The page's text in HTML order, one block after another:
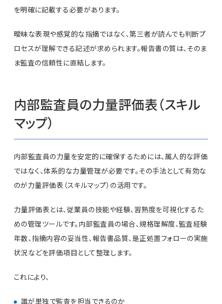
を明確に記載する必要があります。
曖昧な表現や感覚的な指摘ではなく、第三者が読んでも判断プ
ロセスが理解できる記述が求められます。報告書の質は、そのま
ま監査の信頼性に直結します。
内部監査員の力量評価表（スキル
マップ）
内部監査員の力量を安定的に確保するためには、属人的な評価
ではなく、体系的な力量管理が必要です。その手法として有効な
のが力量評価表（スキルマップ）の活用です。
力量評価表とは、従業員の技能や経験、習熟度を可視化するた
めの管理ツールです。内部監査員の場合、規格理解度、監査経験
年数、指摘内容の妥当性、報告書品質、是正処置フォローの実施
状況などを評価項目として整理します。
これにより、
誰が単独で監査を担当できるのか